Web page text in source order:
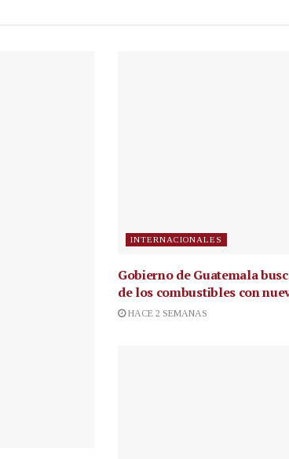
INTERNACIONALES
Gobierno de Guatemala
de los combustibles con
HACE 2 SEMANAS